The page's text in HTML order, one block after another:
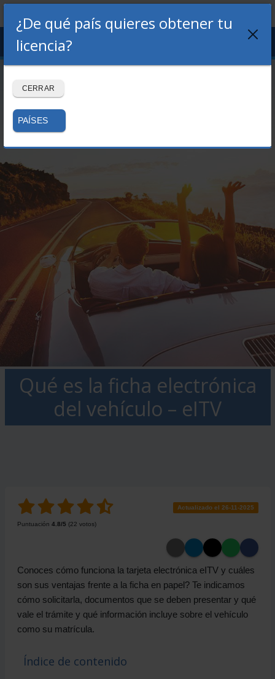
LOGIN REGISTRO
Menu
Qué es la ficha electrónica
del vehículo – eITV
Puntuación 4.8/5 (22 votos)
Actualizado el 26-11-2025
Conoces cómo funciona la tarjeta electrónica eITV y cuáles
son sus ventajas frente a la ficha en papel? Te indicamos
cómo solicitarla, documentos que se deben presentar y qué
vale el trámite y qué información incluye sobre el vehículo
como su matrícula.
Índice de contenido
¿De qué país quieres obtener tu
licencia?
CERRAR
PAÍSES